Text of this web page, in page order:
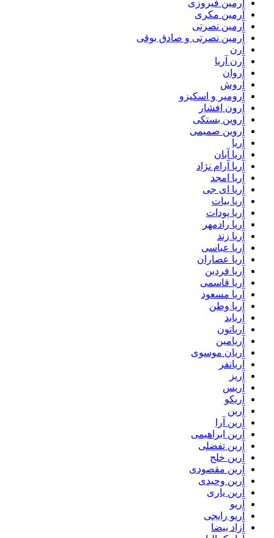
آرمین فیروزی
آرمین مکری
آرمین نصرتی
آرمین نصرتی و صادق بوقی
آرن
آرن آریا
آروان
آروش
آرومیر و اسکیزو
آرون افشار
آروین بستکی
آروین صمیمی
آریا
آریا آبان
آریا آرام نژاد
آریا امجد
آریا ای جی
آریا بیات
آریا پودات
آریا رادمهر
آریا زند
آریا عباسی
آریا عصاران
آریا فردین
آریا قاسمی
آریا مسعود
آریا وطن
آریابد
آریاتون
آریامین
آریان موسوی
آریانفر
آریز
آریس
آریکو
آرین
آرین آرا
آرین ابراهیمی
آرین تفضلی
آرین خلج
آرین مقصودی
آرین وحیدی
آرین یاری
آریو
آریو رایجی
آزاد بیضا